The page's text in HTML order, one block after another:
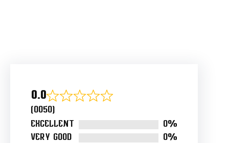
0.0
Rated
0.0
out
(0050)
Excellent
0%
Very good
0%